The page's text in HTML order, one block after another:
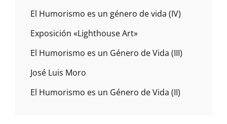
El Humorismo es un género de vida (IV)
Exposición «Lighthouse Art»
El Humorismo es un Género de Vida (III)
José Luis Moro
El Humorismo es un Género de Vida (II)